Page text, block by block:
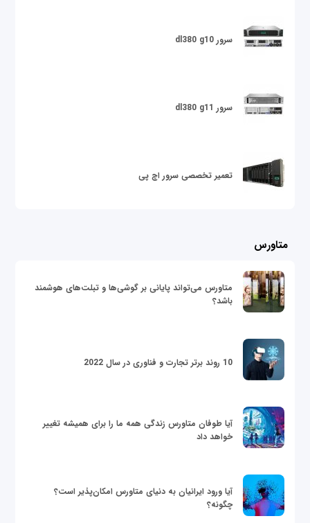
سرور dl380 g10
سرور dl380 g11
تعمیر تخصصی سرور اچ پی
متاورس
متاورس می‌تواند پایانی بر گوشی‌ها و تبلت‌های هوشمند
باشد؟
10 روند برتر تجارت و فناوری در سال 2022
آیا طوفان متاورس زندگی همه ما را برای همیشه تغییر
خواهد داد
آیا ورود ایرانیان به دنیای متاورس امکان‌پذیر است؟
چگونه؟